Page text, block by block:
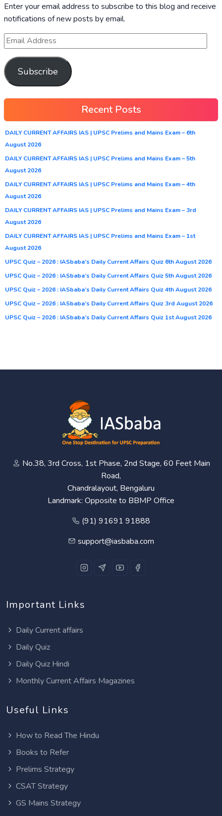
Enter your email address to subscribe to this blog and receive
notifications of new posts by email.
Subscribe
Recent Posts
DAILY CURRENT AFFAIRS IAS | UPSC Prelims and Mains Exam – 6th
August 2026
DAILY CURRENT AFFAIRS IAS | UPSC Prelims and Mains Exam – 5th
August 2026
DAILY CURRENT AFFAIRS IAS | UPSC Prelims and Mains Exam – 4th
August 2026
DAILY CURRENT AFFAIRS IAS | UPSC Prelims and Mains Exam – 3rd
August 2026
DAILY CURRENT AFFAIRS IAS | UPSC Prelims and Mains Exam – 1st
August 2026
UPSC Quiz – 2026 : IASbaba’s Daily Current Affairs Quiz 6th August 2026
UPSC Quiz – 2026 : IASbaba’s Daily Current Affairs Quiz 5th August 2026
UPSC Quiz – 2026 : IASbaba’s Daily Current Affairs Quiz 4th August 2026
UPSC Quiz – 2026 : IASbaba’s Daily Current Affairs Quiz 3rd August 2026
UPSC Quiz – 2026 : IASbaba’s Daily Current Affairs Quiz 1st August 2026
No.38, 3rd Cross, 1st Phase, 2nd Stage, 60 Feet Main
Road,
Chandralayout, Bengaluru
Landmark: Opposite to BBMP Office
(91) 91691 91888
support@iasbaba.com
Important Links
Daily Current affairs
Daily Quiz
Daily Quiz Hindi
Monthly Current Affairs Magazines
Useful Links
How to Read The Hindu
Books to Refer
Prelims Strategy
CSAT Strategy
GS Mains Strategy